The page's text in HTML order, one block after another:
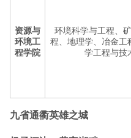
资源与
环境工
程学院
环境科学与工程、
程、地理学、冶金工
学工程与技
九省通衢英雄之城